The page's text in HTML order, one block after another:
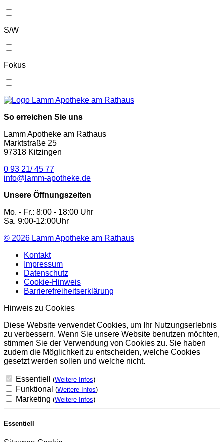
S/W
Fokus
So erreichen Sie uns
Lamm Apotheke am Rathaus
Marktstraße 25
97318 Kitzingen
0 93 21/ 45 77
info@lamm-apotheke.de
Unsere Öffnungszeiten
Mo. - Fr.: 8:00 - 18:00 Uhr
Sa. 9:00-12:00Uhr
© 2026 Lamm Apotheke am Rathaus
Kontakt
Impressum
Datenschutz
Cookie-Hinweis
Barrierefreiheitserklärung
Hinweis zu Cookies
Diese Website verwendet Cookies, um Ihr Nutzungserlebnis
zu verbessern. Wenn Sie unsere Website benutzen möchten,
stimmen Sie der Verwendung von Cookies zu. Sie haben
zudem die Möglichkeit zu entscheiden, welche Cookies
gesetzt werden sollen und welche nicht.
Essentiell (Weitere Infos)
Funktional (Weitere Infos)
Marketing (Weitere Infos)
Essentiell